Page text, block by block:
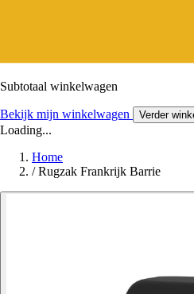
Subtotaal winkelwagen
Bekijk mijn winkelwagen Verder
Loading...
Home
/ Rugzak Frankrijk Barrie